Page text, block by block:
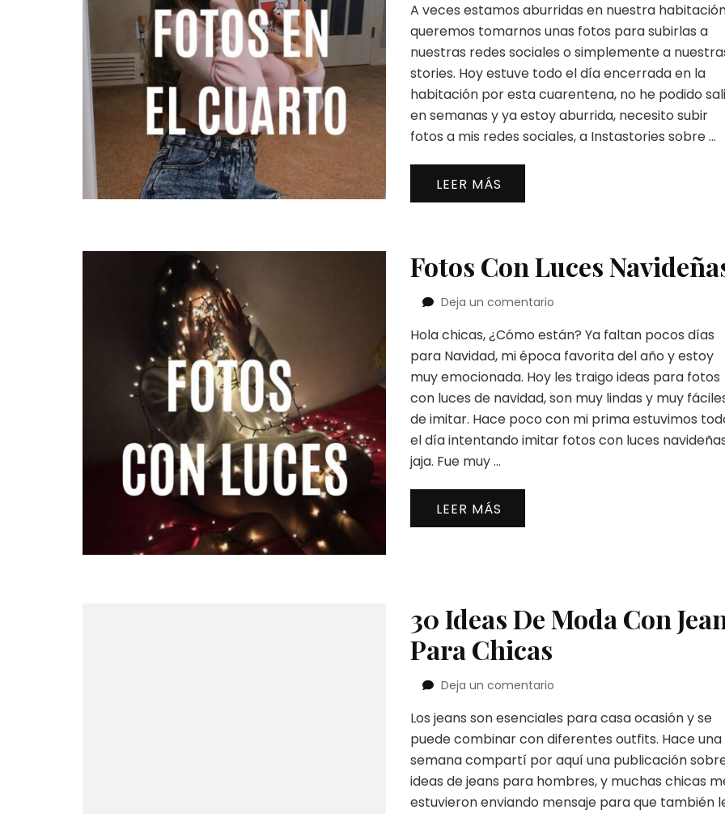
Para
Fotos
El
Cuarto
A veces estamos aburridas en nuestra
queremos tomarnos unas fotos para subirlas a
nuestras redes sociales o simplemente a
stories. Hoy estuve todo el día encerrada en la
habitación por esta cuarentena, no he podido
en semanas y ya estoy aburrida, necesito subir
fotos a mis redes sociales, a Instastories sobre …
LEER MÁS
Fotos Con Luces
Deja un comentario
Con
Luces
Navideñas
Hola chicas, ¿Cómo están? Ya faltan pocos días
para Navidad, mi época favorita del año y estoy
muy emocionada. Hoy les traigo ideas para fotos
con luces de navidad, son muy lindas y muy
de imitar. Hace poco con mi prima estuvimos
el día intentando imitar fotos con luces
jaja. Fue muy …
LEER MÁS
30 Ideas De Moda Con
Para Chicas
Deja un comentario
Ideas
De
Moda
Con
Jeans
Para
Los jeans son esenciales para casa ocasión y se
puede combinar con diferentes outfits. Hace una
semana compartí por aquí una publicación
ideas de jeans para hombres, y muchas chicas
estuvieron enviando mensaje para que también